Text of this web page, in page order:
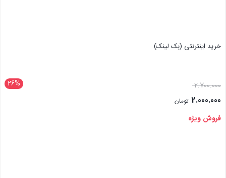
خرید اینترنتی (بک لینک)
26% 2.700.000
2.000.000 تومان
بستن
فروش ویژه